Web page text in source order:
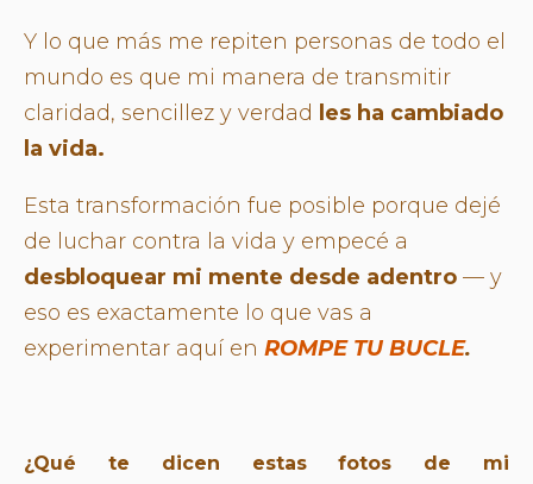
Y lo que más me repiten personas de todo el
mundo es que mi manera de transmitir
claridad, sencillez y verdad les ha cambiado
la vida.
Esta transformación fue posible porque dejé
de luchar contra la vida y empecé a
desbloquear mi mente desde adentro — y
eso es exactamente lo que vas a
experimentar aquí en ROMPE TU BUCLE.
¿Qué te dicen estas fotos de mi